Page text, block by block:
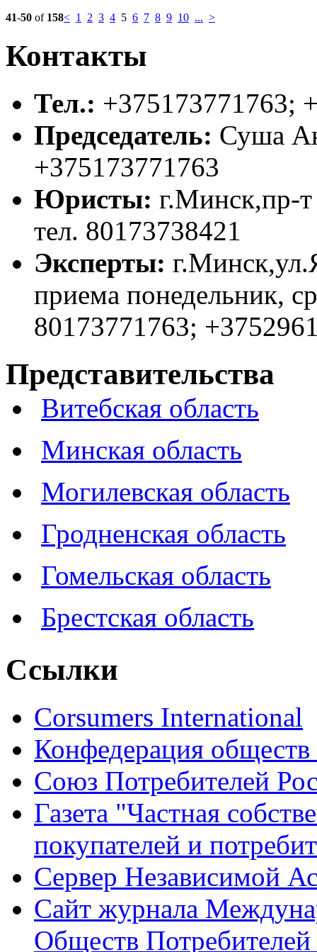
41-50 of 158< 1 2 3 4 5 6 7 8 9 10 ... >
Контакты
Тел.: +375173771763;
Председатель: Суша
+375173771763
Юристы: г.Минск,пр-
тел. 80173738421
Эксперты:
приема понедельник,
80173771763;
Представительства
Витебская область
Минская область
Могилевская область
Гродненская область
Гомельская область
Брестская область
Ссылки
Corsumers International
Конфедерация обществ
Союз Потребителей
Газета "Частная
покупателей и
Сервер Независимой
Сайт журнала
Обществ